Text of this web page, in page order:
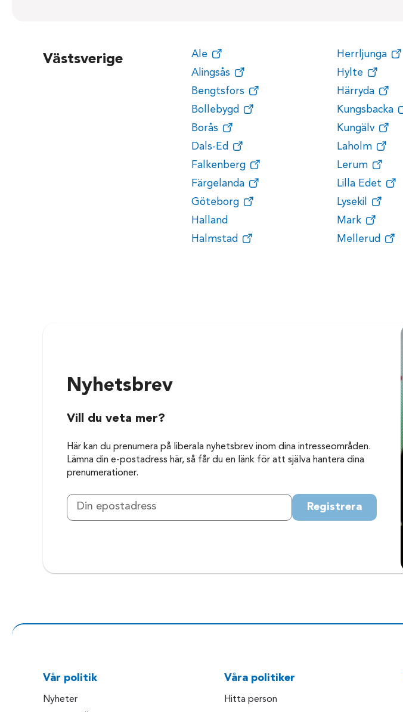
Västsverige
Ale
Alingsås
Bengtsfors
Bollebygd
Borås
Dals-Ed
Falkenberg
Färgelanda
Göteborg
Halland
Halmstad
Herrljunga
Hylte
Härryda
Kungsbacka
Kungälv
Laholm
Lerum
Lilla Edet
Lysekil
Mark
Mellerud
Nyhetsbrev
Vill du veta mer?
Här kan du prenumera på liberala nyhetsbrev inom dina intresseområden.
Lämna din e-postadress här, så får du en länk för att själva hantera dina
prenumerationer.
Registrera
Vår politik
Nyheter
Våra politiker
Hitta person